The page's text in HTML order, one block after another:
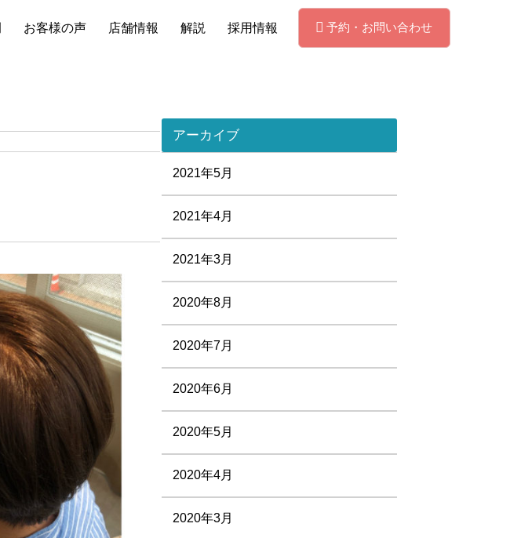
お客様の声 店舗情報 解説 採用情報 予約・お問い合わせ
アーカイブ
2021年5月
2021年4月
2021年3月
2020年8月
2020年7月
2020年6月
2020年5月
2020年4月
2020年3月